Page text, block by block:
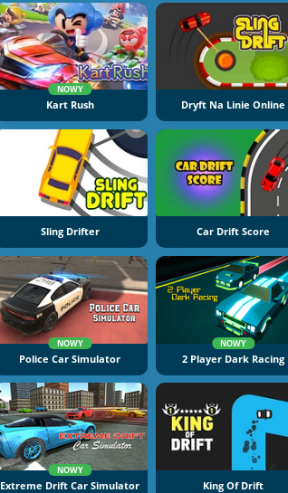
NOWY
Kart Rush Dryft Na Linie Online
Sling Drifter Car Drift Score
NOWY
Police Car Simulator
NOWY
2 Player Dark Racing
NOWY
Extreme Drift Car Simulator King Of Drift